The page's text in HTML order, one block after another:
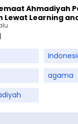
Ahmadiyah
Lewat Learning
agama